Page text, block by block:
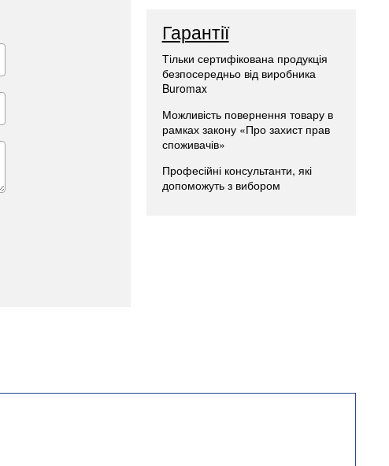
Гарантії
Тільки сертифікована продукція
безпосередньо від виробника
Buromax
Можливість повернення товару в
рамках закону «Про захист прав
споживачів»
Професійні консультанти, які
допоможуть з вибором